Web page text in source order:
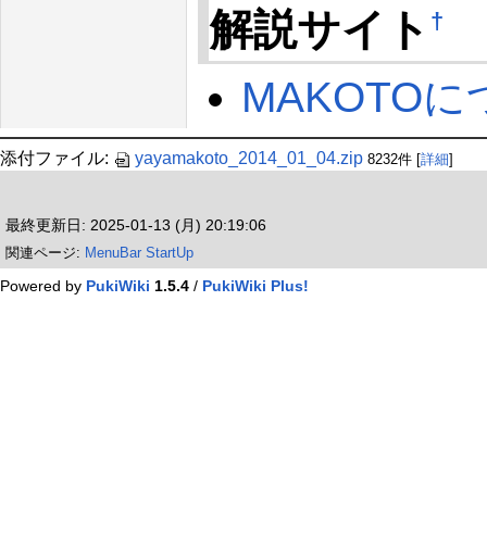
解説サイト †
MAKOTOに
添付ファイル: yayamakoto_2014_01_04.zip 8232件 [詳細]
最終更新日: 2025-01-13 (月) 20:19:06
関連ページ: MenuBar StartUp
Powered by PukiWiki 1.5.4 / PukiWiki Plus!